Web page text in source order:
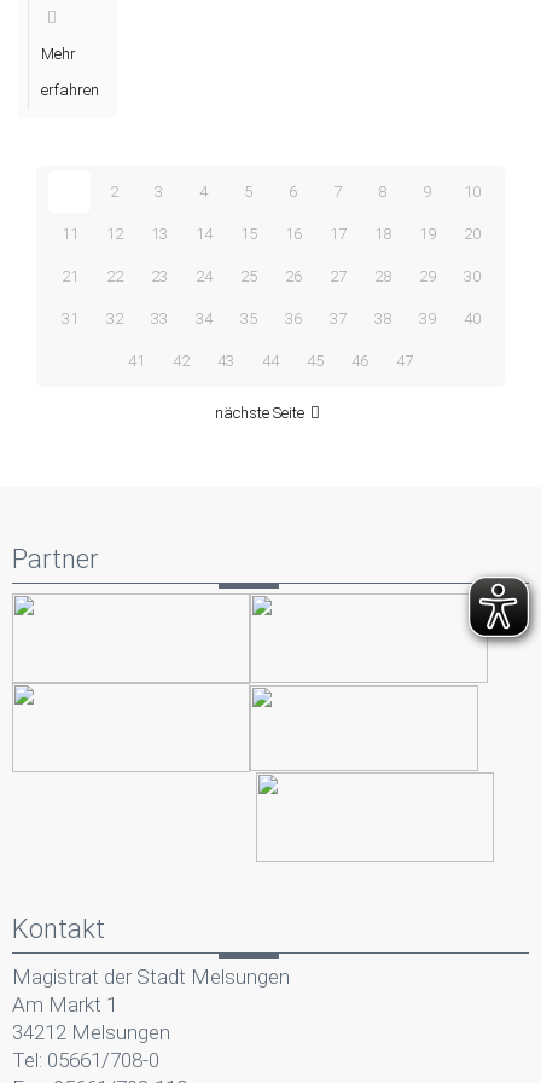
den
Pfieffewiesen“
Bekanntmachung
27.06.2026
HNA
Homepage
Stadt
war
und
Mehr
erfahren
2 3 4 5 6 7 8 9 10
11 12 13 14 15 16 17 18 19 20
21 22 23 24 25 26 27 28 29 30
31 32 33 34 35 36 37 38 39 40
41 42 43 44 45 46 47
nächste Seite
Partner
Kontakt
Magistrat der Stadt Melsungen
Am Markt 1
34212 Melsungen
Tel: 05661/708-0